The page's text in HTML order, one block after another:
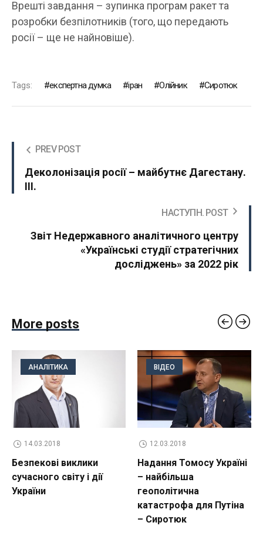
Врешті завдання – зупинка програм ракет та
розробки безпілотників (того, що передають
росії – ще не найновіше).
Tags: експертна думка іран Олійник Сиротюк
PREV POST
Деколонізація росії – майбутнє Дагестану.
ІІІ.
НАСТУПН. POST
Звіт Недержавного аналітичного центру
«Українські студії стратегічних
досліджень» за 2022 рік
More posts
АНАЛІТИКА
14.03.2018
Безпекові виклики
сучасного світу і дії
України
ВІДЕО
12.03.2018
Надання Томосу Україні
– найбільша
геополітична
катастрофа для Путіна
– Сиротюк